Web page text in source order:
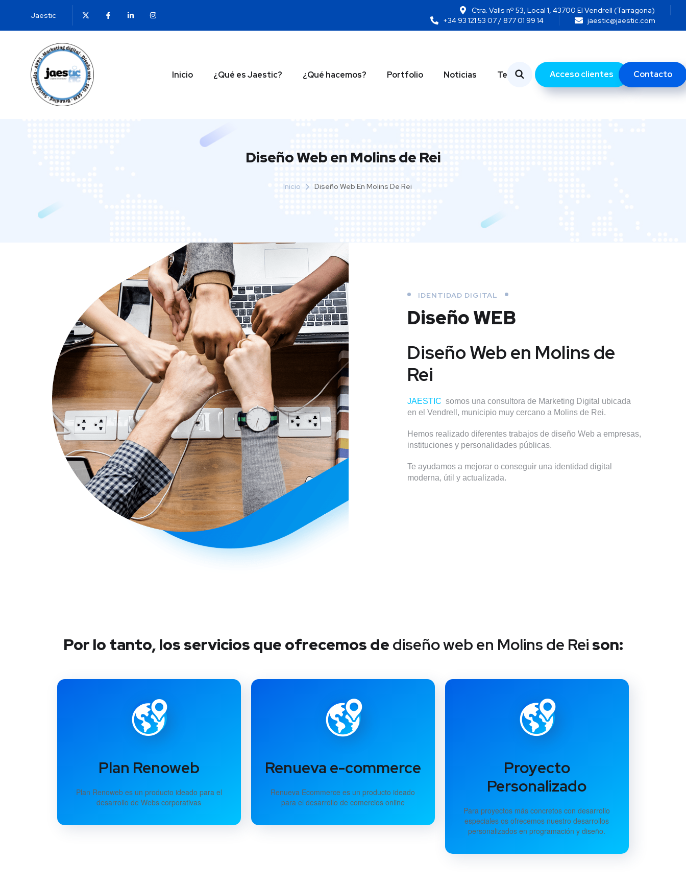
Jaestic
Ctra. Valls nº 53, Local 1, 43700 El Vendrell (Tarragona)
+34 93 121 53 07 / 877 01 99 14
jaestic@jaestic.com
Inicio ¿Qué es Jaestic? ¿Qué hacemos? Portfolio Noticias Temas Acceso clientes Contacto
Diseño Web en Molins de Rei
Inicio Diseño Web En Molins De Rei
IDENTIDAD DIGITAL
Diseño WEB
Diseño Web en Molins de
Rei
JAESTIC somos una consultora de Marketing Digital ubicada
en el Vendrell, municipio muy cercano a Molins de Rei.
Hemos realizado diferentes trabajos de diseño Web a empresas,
instituciones y personalidades públicas.
Te ayudamos a mejorar o conseguir una identidad digital
moderna, útil y actualizada.
Por lo tanto, los servicios que ofrecemos de diseño web en Molins de Reison:
Plan Renoweb
Plan Renoweb es un producto ideado para el
desarrollo de Webs corporativas
Renueva e-commerce
Renueva Ecommerce es un producto ideado
para el desarrollo de comercios online
Proyecto
Personalizado
Para proyectos más concretos con desarrollo
especiales os ofrecemos nuestro desarrollos
personalizados en programación y diseño.